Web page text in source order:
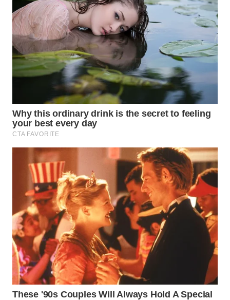
WN
TANGERANG
WN
BINJAI
CIREBON
WN
WN
KUNINGAN
WN
MAJALENGKA
WN
SUBANG
WN
SUKABUMI